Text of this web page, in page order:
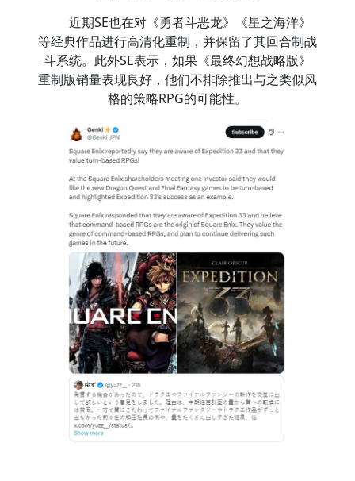
近期SE也在对《勇者斗恶龙》《星之海洋》
等经典作品进行高清化重制，并保留了其回合制战
斗系统。此外SE表示，如果《最终幻想战略版》
重制版销量表现良好，他们不排除推出与之类似风
格的策略RPG的可能性。